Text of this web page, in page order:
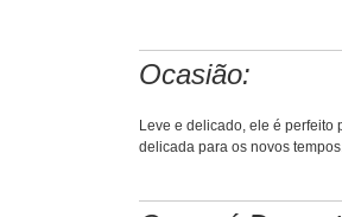
Ocasião:
Leve e delicado, ele é perfeito
delicada para os novos tempos.